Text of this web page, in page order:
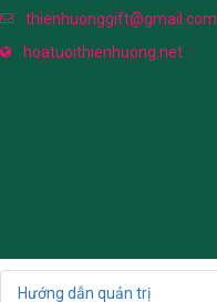
thienhuonggift@gmail.com
hoatuoithienhuong.net
Hướng dẫn quản trị